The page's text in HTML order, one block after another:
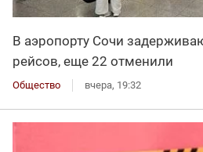
В аэропорту Сочи
рейсов, еще 22 отменили
Общество вчера, 19:32